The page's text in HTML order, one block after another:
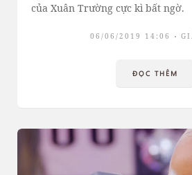
của Xuân Trường cực kì bất ngờ.
06/06/2019 14:06
ĐỌC THÊM